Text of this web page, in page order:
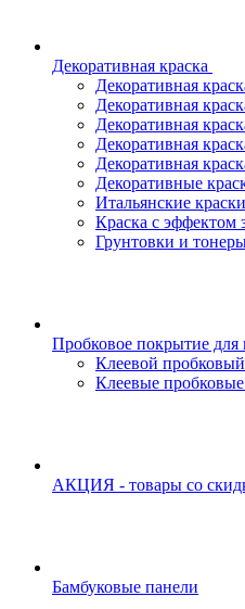
Декоративная краска
Декоративная
Декоративная
Декоративная
Декоративная
Декоративная
Декоративные
Итальянские краски
Краска с эффектом
Грунтовки и
Пробковое покрытие для
Клеевой
Клеевые
АКЦИЯ - товары со
Бамбуковые панели